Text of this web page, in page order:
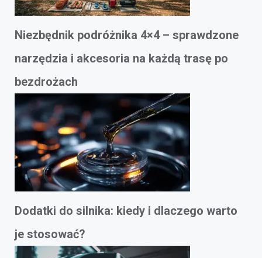
Niezbędnik podróżnika 4×4 – sprawdzone
narzędzia i akcesoria na każdą trasę po
bezdrożach
Dodatki do silnika: kiedy i dlaczego warto
je stosować?